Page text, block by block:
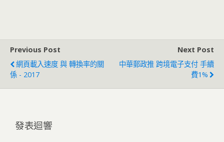
Previous Post
網頁載入速度 與 轉換率的關
係 - 2017
Next Post
中華郵政推 跨境電子支付 手續
費1%
發表迴響